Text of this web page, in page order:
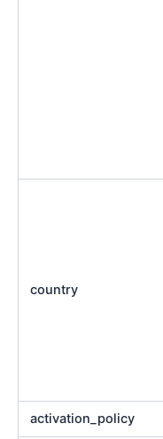
country
activation_policy